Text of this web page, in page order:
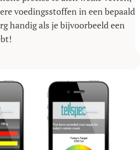
voedingsstoffen in een bepaald
handig als je bijvoorbeeld een